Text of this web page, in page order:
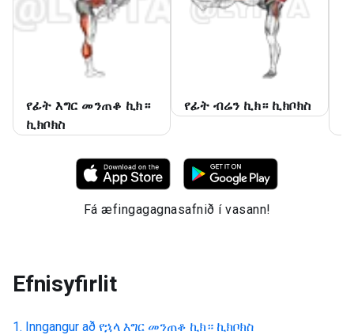
የፊት እግር መንጠቆ ኪክ።
ኪክቦክስ
የፊት ብሬን ኪክ። ኪክቦክስ
Fá æfingagagnasafnið í vasann!
Efnisyfirlit
Inngangur að የኋላ እግር መንጠቆ ኪክ። ኪክቦክስ